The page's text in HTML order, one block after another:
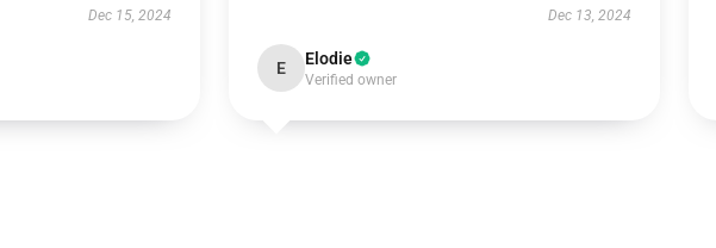
Dec 15, 2024 Dec 13, 2024
E Elodie
Verified owner